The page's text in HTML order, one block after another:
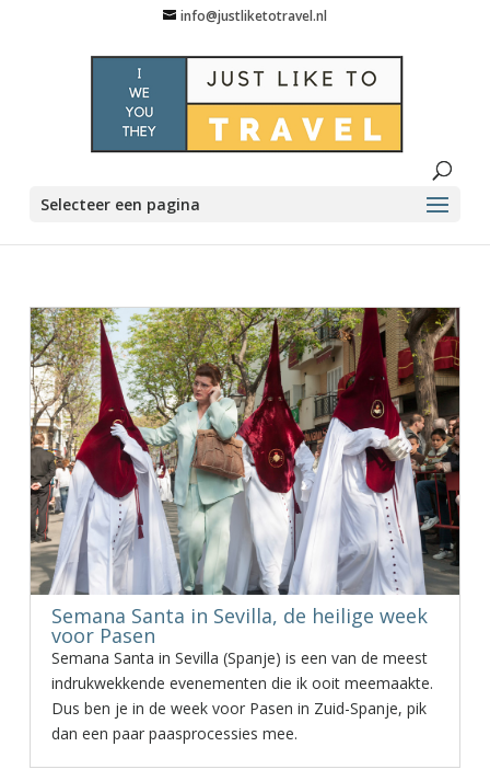
info@justliketotravel.nl
Selecteer een pagina
Semana Santa in Sevilla, de heilige week
voor Pasen
Semana Santa in Sevilla (Spanje) is een van de meest
indrukwekkende evenementen die ik ooit meemaakte.
Dus ben je in de week voor Pasen in Zuid-Spanje, pik
dan een paar paasprocessies mee.